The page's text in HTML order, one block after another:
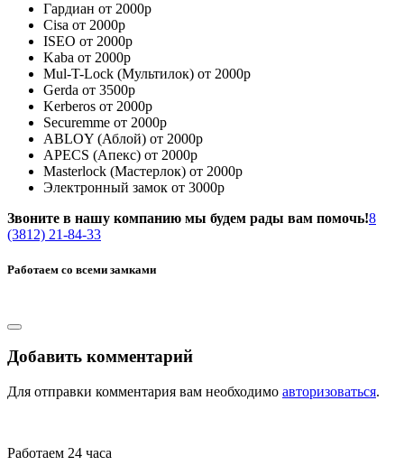
Гардиан от 2000р
Cisa от 2000р
ISEO от 2000р
Kaba от 2000р
Mul-T-Lock (Мультилок) от 2000р
Gerda от 3500р
Kerberos от 2000р
Securemme от 2000р
ABLOY (Аблой) от 2000р
APECS (Апекс) от 2000р
Masterlock (Мастерлок) от 2000р
Электронный замок от 3000р
Звоните в нашу компанию мы будем рады вам помочь!8
(3812) 21-84-33
Работаем со всеми замками
Добавить комментарий
Для отправки комментария вам необходимо авторизоваться.
Работаем 24 часа